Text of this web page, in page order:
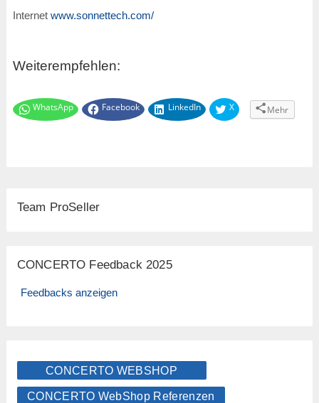
Internet www.sonnettech.com/
Weiterempfehlen:
WhatsApp Facebook LinkedIn X Mehr
Team ProSeller
CONCERTO Feedback 2025
Feedbacks anzeigen
CONCERTO WEBSHOP
CONCERTO WebShop Referenzen